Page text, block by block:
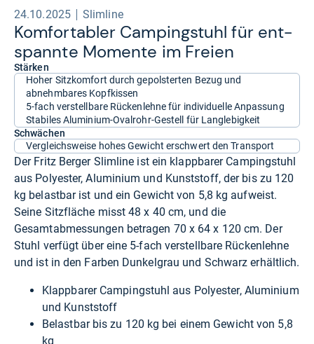
24.10.2025 Slimline
Kom­for­ta­bler Cam­ping­stuhl für ent­
spannte Momente im Freien
Stärken
Hoher Sitzkomfort durch gepolsterten Bezug und
abnehmbares Kopfkissen
5-fach verstellbare Rückenlehne für individuelle Anpassung
Stabiles Aluminium-Ovalrohr-Gestell für Langlebigkeit
Schwächen
Vergleichsweise hohes Gewicht erschwert den Transport
Der Fritz Berger Slimline ist ein klappbarer Campingstuhl
aus Polyester, Aluminium und Kunststoff, der bis zu 120
kg belastbar ist und ein Gewicht von 5,8 kg aufweist.
Seine Sitzfläche misst 48 x 40 cm, und die
Gesamtabmessungen betragen 70 x 64 x 120 cm. Der
Stuhl verfügt über eine 5-fach verstellbare Rückenlehne
und ist in den Farben Dunkelgrau und Schwarz erhältlich.
Klappbarer Campingstuhl aus Polyester, Aluminium
und Kunststoff
Belastbar bis zu 120 kg bei einem Gewicht von 5,8
kg